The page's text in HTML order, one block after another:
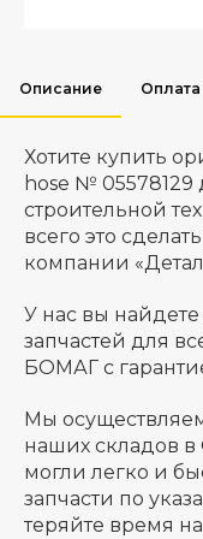
Описание Оплата
Хотите купить
hose №
строительной
всего это
компании
У нас вы
запчастей для
БОМАГ с
Мы
наших складов в
могли легко и
запчасти по
теряйте время